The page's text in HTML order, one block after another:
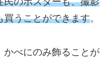
買うことができます。
かべにのみ飾ることが